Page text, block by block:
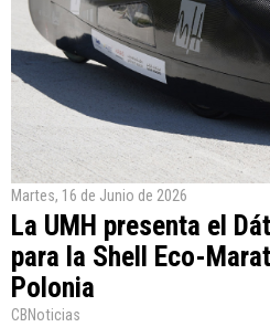
Martes, 16 de Junio de 2026
La UMH presenta el
para la Shell Eco-
Polonia
CBNoticias